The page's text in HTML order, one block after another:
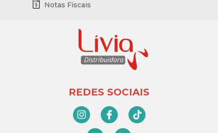
Notas Fiscais
REDES SOCIAIS